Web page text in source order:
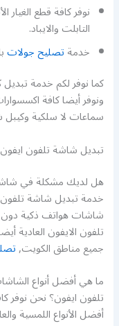
التابلت والايباد.
خدمةتصليح جولات
كما نوفر لكم خدمة تبديل
سماعات لا سلكية
تبديل شاشة تلفون ايفون
هل لديك مشكلة في
خدمة تبديل شاشة
شاشات هواتف ذكية
تلفون الايفون
جميع مناطق الكويت,
ما هي أفضل أنواع
تلفون ايفون؟ نحن نوفر
أفضل الأنواع اللمسية